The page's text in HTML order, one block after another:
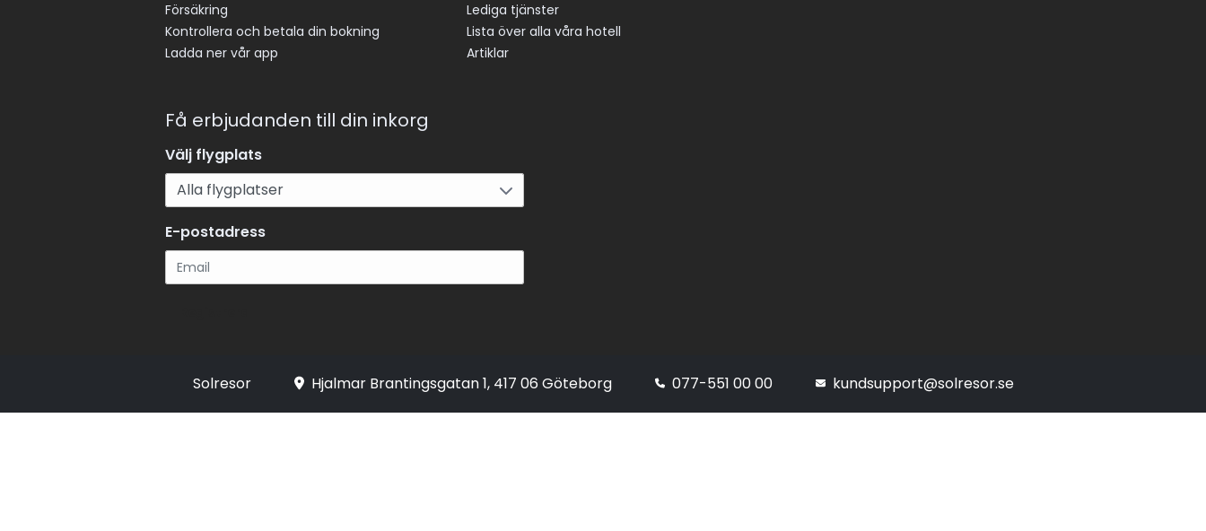
Försäkring
Kontrollera och betala din bokning
Ladda ner vår app
Lediga tjänster
Lista över alla våra hotell
Artiklar
Få erbjudanden till din inkorg
Välj flygplats
E-postadress
Solresor Hjalmar Brantingsgatan 1, 417 06 Göteborg 077-551 00 00 kundsupport@solresor.se